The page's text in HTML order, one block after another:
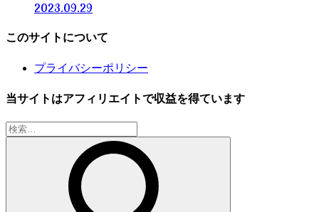
2023.09.29
このサイトについて
プライバシーポリシー
当サイトはアフィリエイトで収益を得ています
検
索: